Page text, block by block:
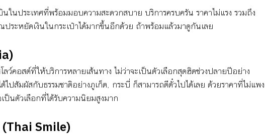
ในประเทศที่พร้อมมอบความสะดวกสบาย บริการครบครัน ราคาไม่แรง รวมถึง
ระหยัดเงินในกระเป๋าได้มากขึ้นอีกด้วย ถ้าพร้อมแล้วมาดูกันเลย
ลว์คอสต์ที่ให้บริการหลายเส้นทาง ไม่ว่าจะเป็นตัวเลือกสุดฮิตช่วงปลายปีอย่าง
ไปสัมผัสกับธรรมชาติอย่างภูเก็ต, กระบี่ ก็สามารถตีตั๋วไปได้เลย ด้วยราคาที่ไม่แพง
นตัวเลือกที่ได้รับความนิยมสูงมาก
Smile)